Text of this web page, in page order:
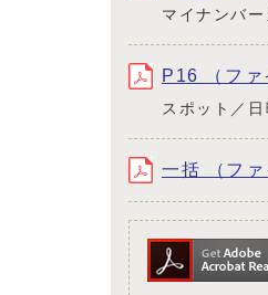
マイナンバ
P16 （フ
スポット／
一括 （フ